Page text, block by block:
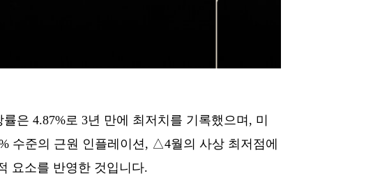
은 4.87%로 3년 만에 최저치를 기록했으며, 미
수준의 근원 인플레이션, △4월의 사상 최저점에
요소를 반영한 것입니다.